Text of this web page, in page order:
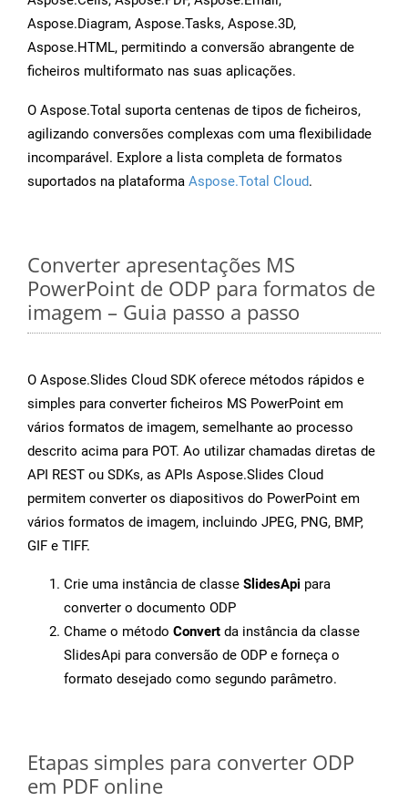
Aspose.Diagram, Aspose.Tasks, Aspose.3D,
Aspose.HTML, permitindo a conversão abrangente de
ficheiros multiformato nas suas aplicações.
O Aspose.Total suporta centenas de tipos de ficheiros,
agilizando conversões complexas com uma flexibilidade
incomparável. Explore a lista completa de formatos
suportados na plataforma Aspose.Total Cloud.
Converter apresentações MS
PowerPoint de ODP para formatos de
imagem – Guia passo a passo
O Aspose.Slides Cloud SDK oferece métodos rápidos e
simples para converter ficheiros MS PowerPoint em
vários formatos de imagem, semelhante ao processo
descrito acima para POT. Ao utilizar chamadas diretas de
API REST ou SDKs, as APIs Aspose.Slides Cloud
permitem converter os diapositivos do PowerPoint em
vários formatos de imagem, incluindo JPEG, PNG, BMP,
GIF e TIFF.
Crie uma instância de classe SlidesApi para
converter o documento ODP
Chame o método Convert da instância da classe
SlidesApi para conversão de ODP e forneça o
formato desejado como segundo parâmetro.
Etapas simples para converter ODP
em PDF online